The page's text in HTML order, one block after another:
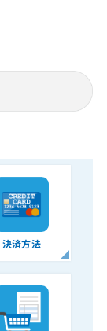
決済方法